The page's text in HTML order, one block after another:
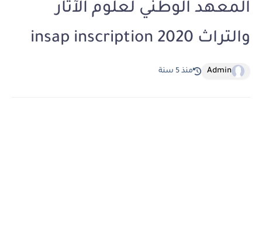
المعهد الوطني لعلوم الآثار
والتراث insap inscription 2020
Admin منذ 5 سنة